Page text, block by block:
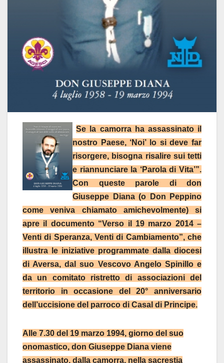
Se la camorra ha assassinato il
nostro Paese, ‘Noi’ lo si deve far
risorgere, bisogna risalire sui tetti
e riannunciare la ‘Parola di Vita’”.
Con queste parole di don
Giuseppe Diana (o Don Peppino
come veniva chiamato amichevolmente) si
apre il documento “Verso il 19 marzo 2014 –
Venti di Speranza, Venti di Cambiamento”, che
illustra le iniziative programmate dalla diocesi
di Aversa, dal suo Vescovo Angelo Spinillo e
da un comitato ristretto di associazioni del
territorio in occasione del 20° anniversario
dell’uccisione del parroco di Casal di Principe.
Alle 7.30 del 19 marzo 1994, giorno del suo
onomastico, don Giuseppe Diana viene
assassinato, dalla camorra, nella sacrestia